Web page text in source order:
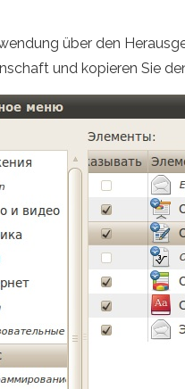
über den
und kopieren Sie